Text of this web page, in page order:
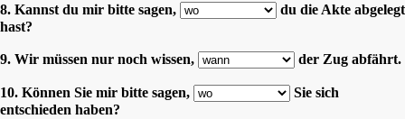
8. Kannst du mir bitte sagen,
du die Akte abgelegt
hast?
9. Wir müssen nur noch wissen, der Zug abfährt.
10. Können Sie mir bitte sagen,
Sie sich
entschieden haben?